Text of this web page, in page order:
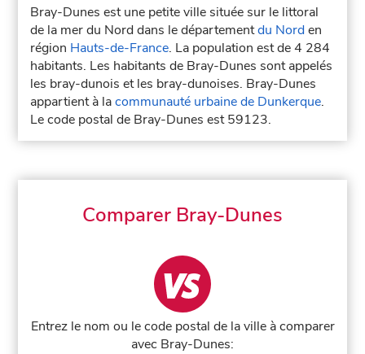
Bray-Dunes est une petite ville située sur le littoral
de la mer du Nord dans le départementdu Norden
région Hauts-de-France. La population est de 4 284
habitants. Les habitants de Bray-Dunes sont appelés
les bray-dunois et les bray-dunoises. Bray-Dunes
appartient à lacommunauté urbaine de Dunkerque.
Le code postal de Bray-Dunes est 59123.
Comparer Bray-Dunes
Entrez le nom ou le code postal de la ville à comparer
avec Bray-Dunes: